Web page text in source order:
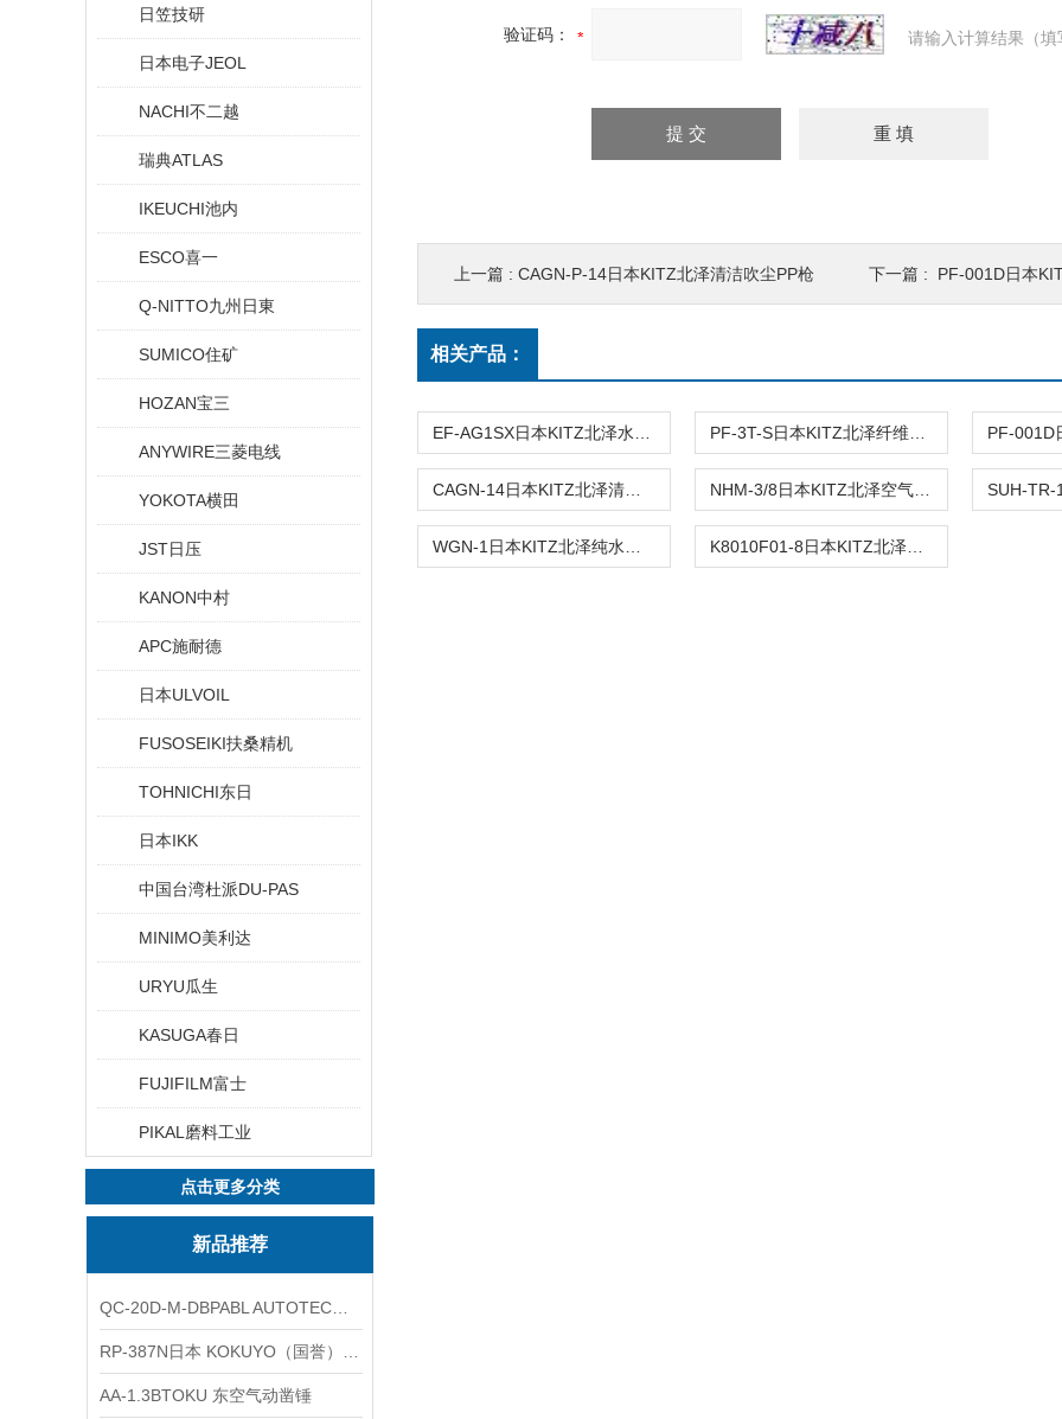
日笠技研
日本电子JEOL
NACHI不二越
瑞典ATLAS
IKEUCHI池内
ESCO喜一
Q-NITTO九州日東
SUMICO住矿
HOZAN宝三
ANYWIRE三菱电线
YOKOTA横田
JST日压
KANON中村
APC施耐德
日本ULVOIL
FUSOSEIKI扶桑精机
TOHNICHI东日
日本IKK
中国台湾杜派DU-PAS
MINIMO美利达
URYU瓜生
KASUGA春日
FUJIFILM富士
PIKAL磨料工业
点击更多分类
新品推荐
AA-1.3BTOKU 东空气动凿锤
验证码： 请输入计算结果（
上一篇 : CAGN-P-14日本KITZ北泽清洁吹尘PP枪 下一篇 : PF-001D日本
相关产品：